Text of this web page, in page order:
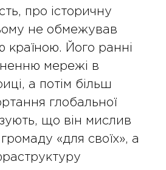
про історичну
не обмежував
країною. Його ранні
мережі в
а потім більш
глобальної
що він мислив
«для своїх», а